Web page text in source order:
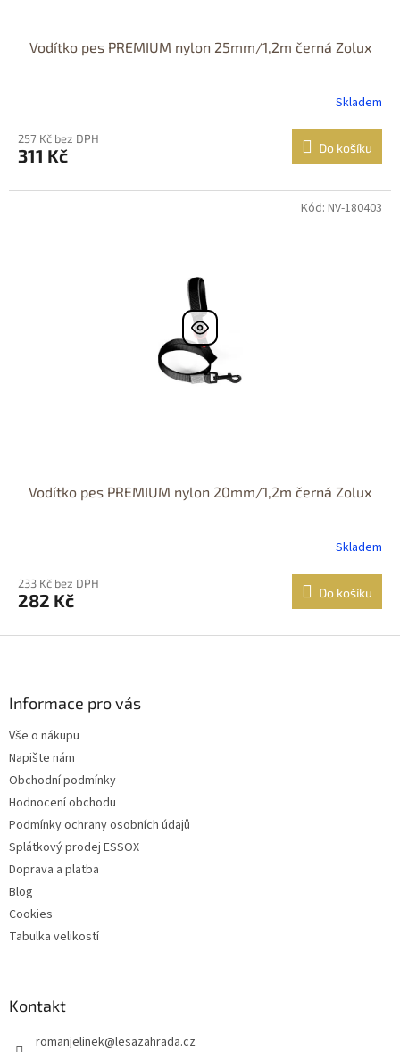
Vodítko pes PREMIUM nylon 25mm/1,2m černá Zolux
Skladem
257 Kč bez DPH
311 Kč Do košíku
Vodítko pes PREMIUM nylon 20mm/1,2m černá Zolux
Skladem
233 Kč bez DPH
282 Kč Do košíku
Kód: NV-180403
Informace pro vás
Vše o nákupu
Napište nám
Obchodní podmínky
Hodnocení obchodu
Podmínky ochrany osobních údajů
Splátkový prodej ESSOX
Doprava a platba
Blog
Cookies
Tabulka velikostí
Kontakt
romanjelinek@lesazahrada.cz